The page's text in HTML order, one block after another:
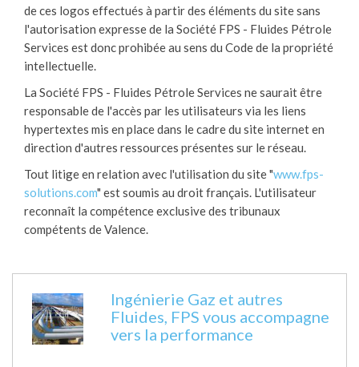
de ces logos effectués à partir des éléments du site sans
l'autorisation expresse de la Société FPS - Fluides Pétrole
Services est donc prohibée au sens du Code de la propriété
intellectuelle.
La Société FPS - Fluides Pétrole Services ne saurait être
responsable de l'accès par les utilisateurs via les liens
hypertextes mis en place dans le cadre du site internet en
direction d'autres ressources présentes sur le réseau.
Tout litige en relation avec l'utilisation du site "www.fps-
solutions.com" est soumis au droit français. L'utilisateur
reconnaît la compétence exclusive des tribunaux
compétents de Valence.
Ingénierie Gaz et autres
Fluides, FPS vous accompagne
vers la performance